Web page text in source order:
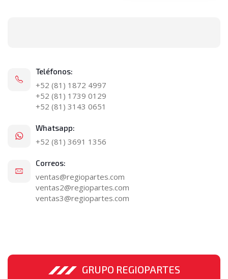
Teléfonos:
+52 (81) 1872 4997
+52 (81) 1739 0129
+52 (81) 3143 0651
Whatsapp:
+52 (81) 3691 1356
Correos:
ventas@regiopartes.com
ventas2@regiopartes.com
ventas3@regiopartes.com
GRUPO REGIOPARTES